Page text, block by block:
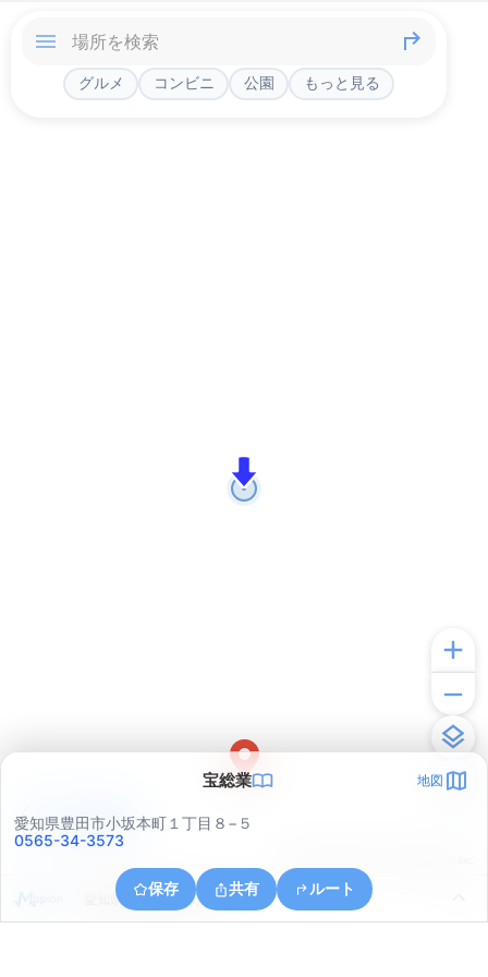
グルメ コンビニ 公園 もっと見る
宝総業 地図
愛知県豊田市小坂本町１丁目８−５
0565-34-3573
保存 共有 ルート
愛知県豊田市高原町４丁目
アプリで見る